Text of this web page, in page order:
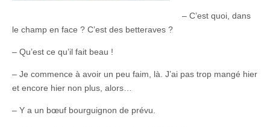
– C’est quoi, dans
le champ en face ? C’est des betteraves ?
– Qu’est ce qu’il fait beau !
– Je commence à avoir un peu faim, là. J’ai pas trop mangé hier
et encore hier non plus, alors…
– Y a un bœuf bourguignon de prévu.